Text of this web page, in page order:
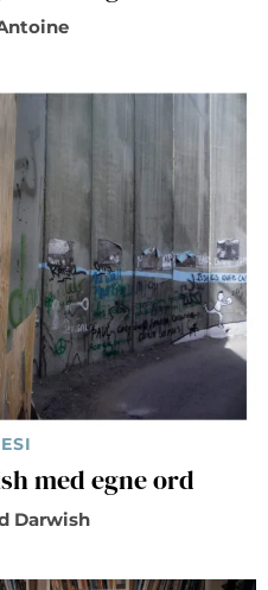
med egne ord
Darwish